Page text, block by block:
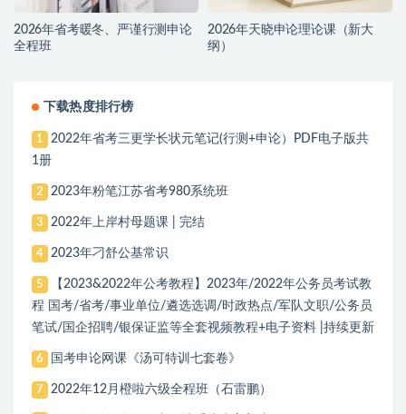
2026年省考暖冬、严谨行测申论
全程班
2026年天晓申论理论课（新大
纲）
下载热度排行榜
1
2022年省考三更学长状元笔记(行测+申论）PDF电子版共
1册
2 2023年粉笔江苏省考980系统班
3 2022年上岸村母题课 | 完结
4 2023年刁舒公基常识
5
【2023&2022年公考教程】2023年/2022年公务员考试教
程 国考/省考/事业单位/遴选选调/时政热点/军队文职/公务员
笔试/国企招聘/银保证监等全套视频教程+电子资料 |持续更新
6 国考申论网课《汤可特训七套卷》
7 2022年12月橙啦六级全程班（石雷鹏）